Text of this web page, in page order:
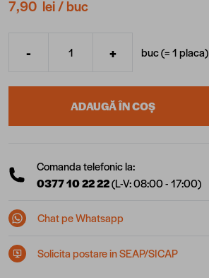
7,90 lei/ buc
Cantitate
- + buc (=1placa)
ADAUGĂ ÎN COȘ
Comanda telefonic la:
0377 10 22 22(L-V: 08:00 - 17:00)
Chat pe Whatsapp
Solicita postare in SEAP/SICAP